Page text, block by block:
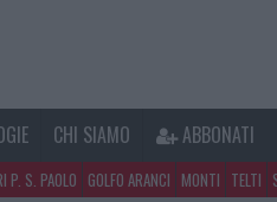
CHI SIAMO ABBONATI
P. S. PAOLO GOLFO ARANCI MONTI TELTI